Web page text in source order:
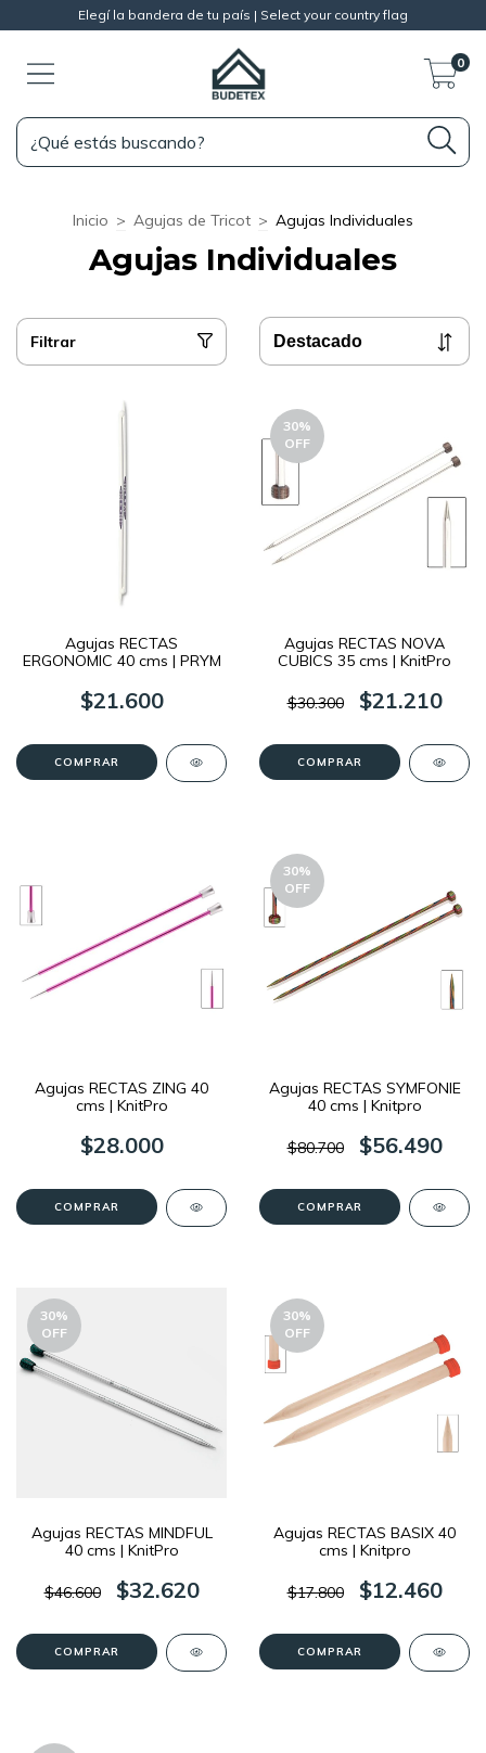
Elegí la bandera de tu país | Select your country flag
0
Inicio > Agujas de Tricot > Agujas Individuales
Agujas Individuales
Filtrar
Agujas RECTAS
ERGONOMIC 40 cms | PRYM
$21.600
COMPRAR
30%
OFF
Agujas RECTAS NOVA
CUBICS 35 cms | KnitPro
$30.300 $21.210
COMPRAR
Agujas RECTAS ZING 40
cms | KnitPro
$28.000
COMPRAR
30%
OFF
Agujas RECTAS SYMFONIE
40 cms | Knitpro
$80.700 $56.490
COMPRAR
30%
OFF
Agujas RECTAS MINDFUL
40 cms | KnitPro
$46.600 $32.620
COMPRAR
30%
OFF
Agujas RECTAS BASIX 40
cms | Knitpro
$17.800 $12.460
COMPRAR